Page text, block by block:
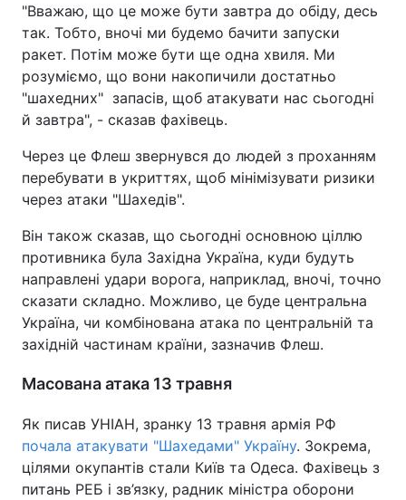
"Вважаю, що це може бути завтра до обіду, десь
так. Тобто, вночі ми будемо бачити запуски
ракет. Потім може бути ще одна хвиля. Ми
розуміємо, що вони накопичили достатньо
"шахедних" запасів, щоб атакувати нас сьогодні
й завтра", - сказав фахівець.
Через це Флеш звернувся до людей з проханням
перебувати в укриттях, щоб мінімізувати ризики
через атаки "Шахедів".
Він також сказав, що сьогодні основною ціллю
противника була Західна Україна, куди будуть
направлені удари ворога, наприклад, вночі, точно
сказати складно. Можливо, це буде центральна
Україна, чи комбінована атака по центральній та
західній частинам країни, зазначив Флеш.
Масована атака 13 травня
Як писав УНІАН, зранку 13 травня армія РФ
почала атакувати "Шахедами" Україну. Зокрема,
цілями окупантів стали Київ та Одеса. Фахівець з
питань РЕБ і зв’язку, радник міністра оборони